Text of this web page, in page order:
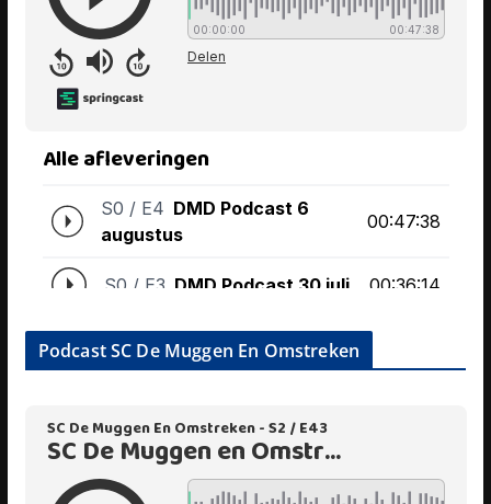
Podcast SC De Muggen En Omstreken